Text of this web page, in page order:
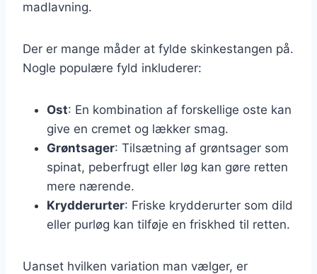
madlavning.
Der er mange måder at fylde skinkestangen på.
Nogle populære fyld inkluderer:
Ost: En kombination af forskellige oste kan
give en cremet og lækker smag.
Grøntsager: Tilsætning af grøntsager som
spinat, peberfrugt eller løg kan gøre retten
mere nærende.
Krydderurter: Friske krydderurter som dild
eller purløg kan tilføje en friskhed til retten.
Uanset hvilken variation man vælger, er